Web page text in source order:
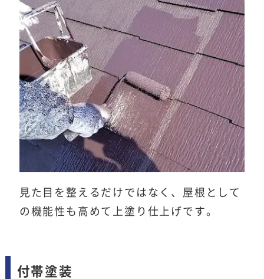
見た目を整えるだけではなく、屋根として
の機能性も高めて上塗り仕上げです。
付帯塗装